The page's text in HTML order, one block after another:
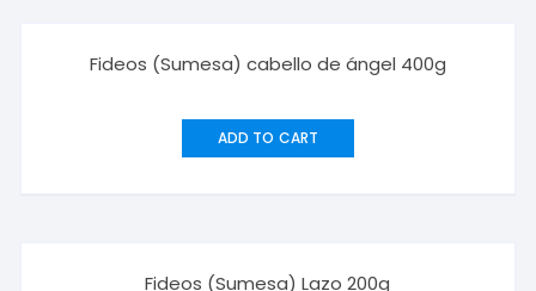
Fideos (Sumesa) cabello de ángel 400g
ADD TO CART
Fideos (Sumesa) Lazo 200g